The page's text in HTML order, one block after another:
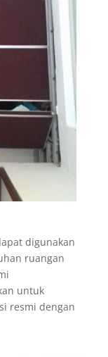
digunakan
ruangan
untuk
resmi dengan